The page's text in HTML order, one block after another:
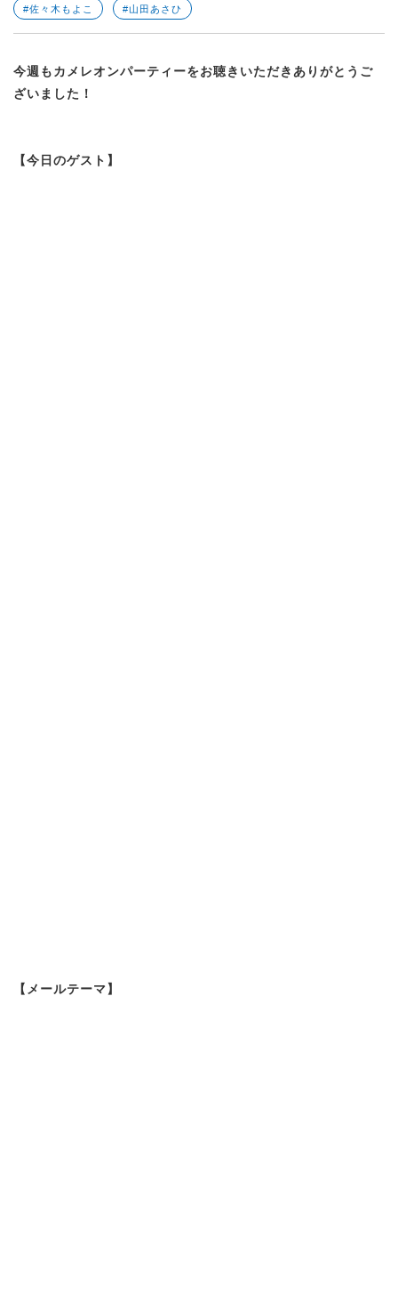
#佐々木もよこ #山田あさひ
今週もカメレオンパーティーをお聴きいただきありがとうご
ざいました！
【今日のゲスト】
【メールテーマ】